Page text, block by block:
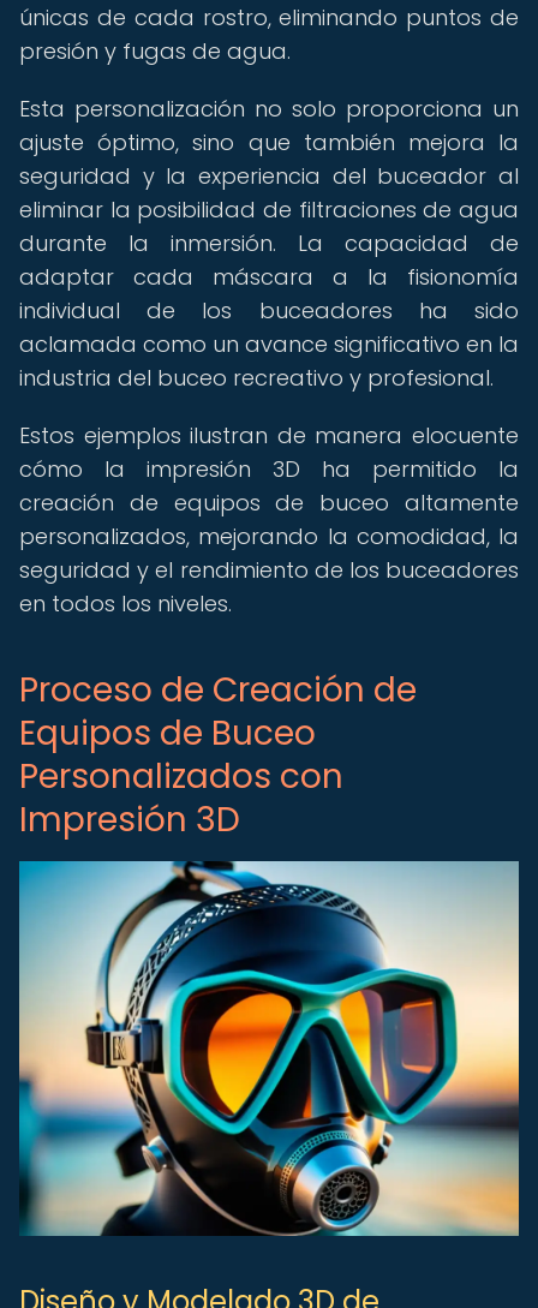
únicas de cada rostro, eliminando puntos de
presión y fugas de agua.
Esta personalización no solo proporciona un
ajuste óptimo, sino que también mejora la
seguridad y la experiencia del buceador al
eliminar la posibilidad de filtraciones de agua
durante la inmersión. La capacidad de
adaptar cada máscara a la fisionomía
individual de los buceadores ha sido
aclamada como un avance significativo en la
industria del buceo recreativo y profesional.
Estos ejemplos ilustran de manera elocuente
cómo la impresión 3D ha permitido la
creación de equipos de buceo altamente
personalizados, mejorando la comodidad, la
seguridad y el rendimiento de los buceadores
en todos los niveles.
Proceso de Creación de
Equipos de Buceo
Personalizados con
Impresión 3D